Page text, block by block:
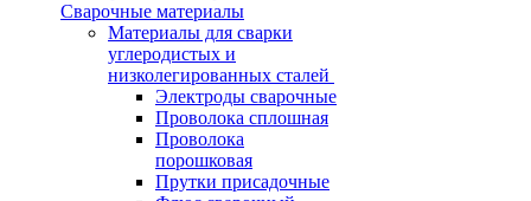
Сварочные материалы
Материалы для сварки
углеродистых и
низколегированных сталей
Электроды сварочные
Проволока сплошная
Проволока
порошковая
Прутки присадочные